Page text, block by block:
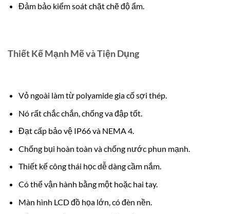
Đảm bảo kiểm soát chặt chẽ độ ẩm.
Thiết Kế Mạnh Mẽ và Tiện Dụng
Vỏ ngoài làm từ polyamide gia cố sợi thép.
Nó rất chắc chắn, chống va đập tốt.
Đạt cấp bảo vệ IP66 và NEMA 4.
Chống bụi hoàn toàn và chống nước phun mạnh.
Thiết kế công thái học dễ dàng cầm nắm.
Có thể vận hành bằng một hoặc hai tay.
Màn hình LCD đồ họa lớn, có đèn nền.